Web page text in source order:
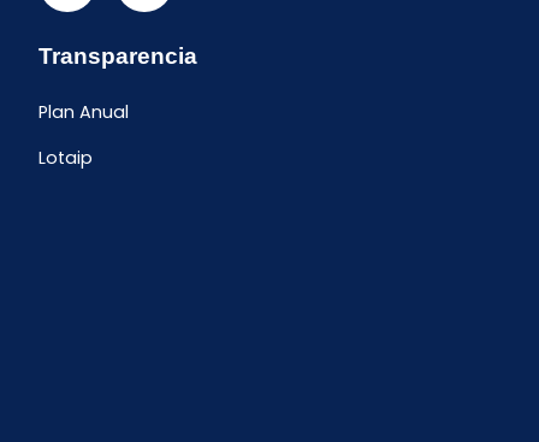
Transparencia
Plan Anual
Lotaip